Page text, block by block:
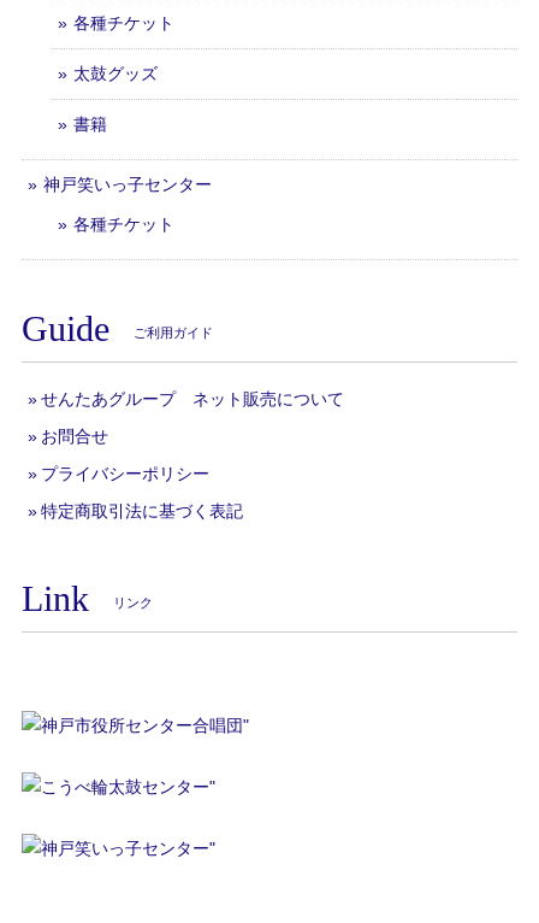
各種チケット
太鼓グッズ
書籍
神戸笑いっ子センター
各種チケット
Guide ご利用ガイド
せんたあグループ ネット販売について
お問合せ
プライバシーポリシー
特定商取引法に基づく表記
Link リンク